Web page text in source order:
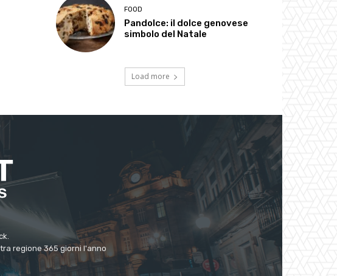
FOOD
Pandolce: il dolce genovese
simbolo del Natale
Load more
regione 365 giorni l'anno